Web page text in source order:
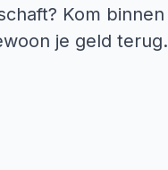
Kom
je geld terug.